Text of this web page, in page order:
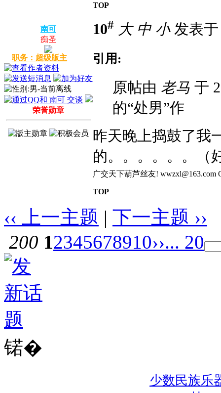
TOP
南可
痴圣
职务：超级版主
荣誉勋章
10# 大 中 小发表于
引用:
原帖由 老马 于
的“处男”作
昨天晚上捣鼓了我
的。。。。。。（
广交天下葫芦丝友! wwzxl@163.com
TOP
‹‹ 上一主题 | 下一主题 ››
200 12345678910››... 20
锘�
少数民族乐